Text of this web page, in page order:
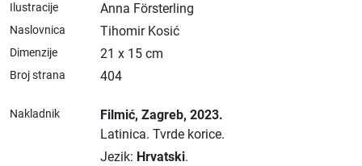
Ilustracije Anna Försterling
Naslovnica Tihomir Kosić
Dimenzije 21 x 15 cm
Broj strana 404
Nakladnik Filmić, Zagreb, 2023.
Latinica. Tvrde korice.
Jezik: Hrvatski.